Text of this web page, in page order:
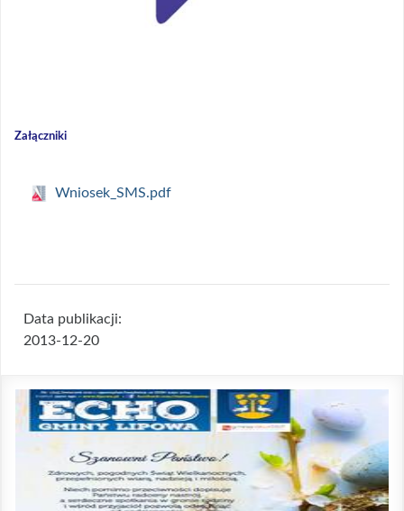
Załączniki
Wniosek_SMS.pdf
Data publikacji:
2013-12-20